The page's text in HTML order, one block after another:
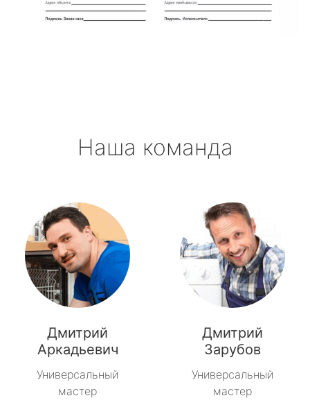
Наша команда
Дмитрий
Аркадьевич
Универсальный
мастер
Дмитрий
Зарубов
Универсальный
мастер